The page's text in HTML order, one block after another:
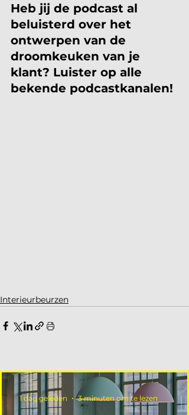
Heb jij de podcast al
beluisterd over het
ontwerpen van de
droomkeuken van je
klant? Luister op alle
bekende podcastkanalen!
Interieurbeurzen
1 dag geleden 3 minuten om te lezen